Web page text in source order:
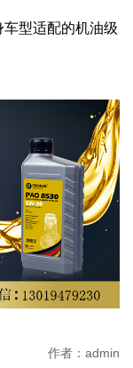
型适配的机油级
作者：admin